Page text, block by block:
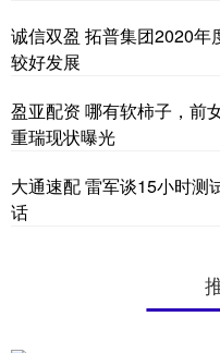
诚信双盈 拓普集团2020年
较好发展
盈亚配资 哪有软柿子，前
重瑞现状曝光
大通速配 雷军谈15小时测
话